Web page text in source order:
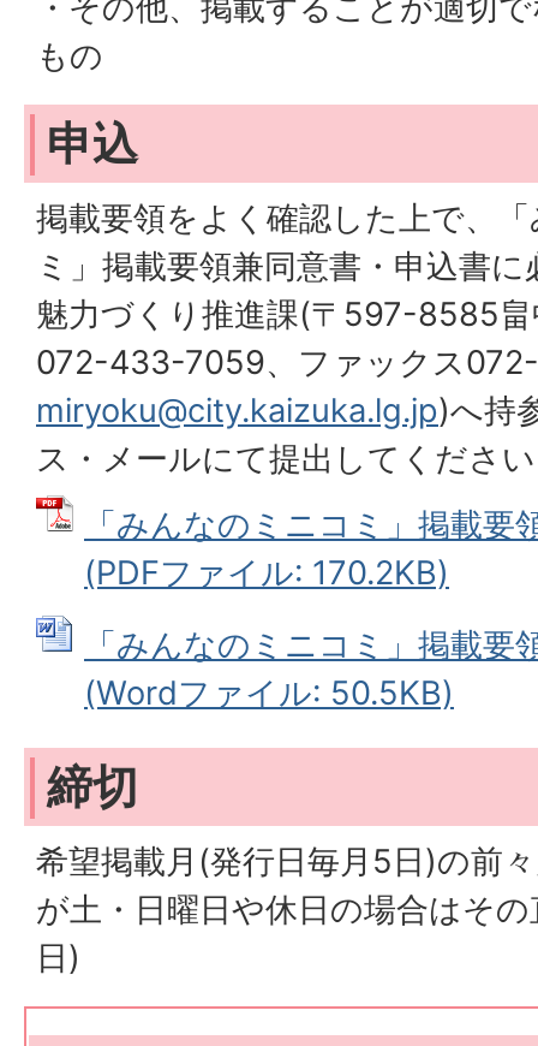
もの
申込
掲載要領をよく確認した上で、
ミ」掲載要領兼同意書・申込書
魅力づくり推進課(〒597-8585畠
072-433-7059、ファックス
miryoku@city.kaizuka.lg.jp)へ持
ス・メールにて提出してくださ
「みんなのミニコミ」掲載要
(PDFファイル: 170.2KB)
「みんなのミニコミ」掲載要
(Wordファイル: 50.5KB)
締切
希望掲載月(発行日毎月5日)の前
が土・日曜日や休日の場合はそ
日)